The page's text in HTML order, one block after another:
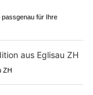
passgenau für Ihre
ZH